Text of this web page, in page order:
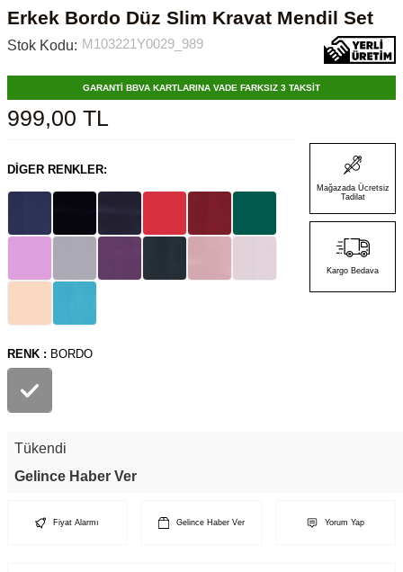
Erkek Bordo Düz Slim Kravat Mendil Set
Stok Kodu: M103221Y0029_989
GARANTİ BBVA KARTLARINA VADE FARKSIZ 3 TAKSİT
999,00 TL
DIGER RENKLER:
Mağazada Ücretsiz
Tadilat
Kargo Bedava
RENK : BORDO
Tükendi
Gelince Haber Ver
Fiyat Alarmı Gelince Haber Ver Yorum Yap